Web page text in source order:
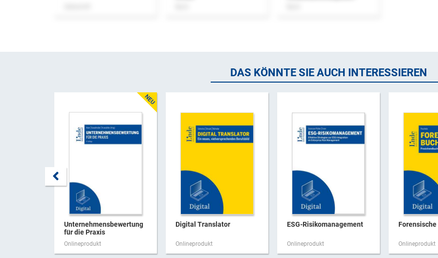
DAS KÖNNTE SIE AUCH INTERESSIEREN
Unternehmensbewertung
für die Praxis
Onlineprodukt
Digital Translator
Onlineprodukt
ESG-Risikomanagement
Onlineprodukt Onlineprodukt